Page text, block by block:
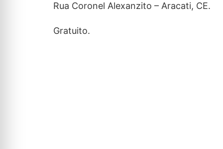
Rua Coronel Alexanzito – Aracati, CE.
Gratuito.